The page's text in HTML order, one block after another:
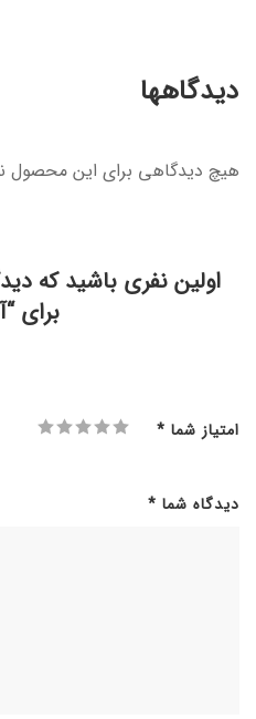
دیدگاهها
هیچ دیدگاهی برای این محصول
اولین نفری باشید که
برای
امتیاز شما *
دیدگاه شما *